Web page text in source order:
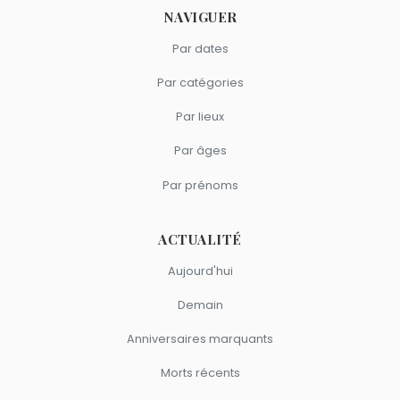
NAVIGUER
Par dates
Par catégories
Par lieux
Par âges
Par prénoms
ACTUALITÉ
Aujourd'hui
Demain
Anniversaires marquants
Morts récents